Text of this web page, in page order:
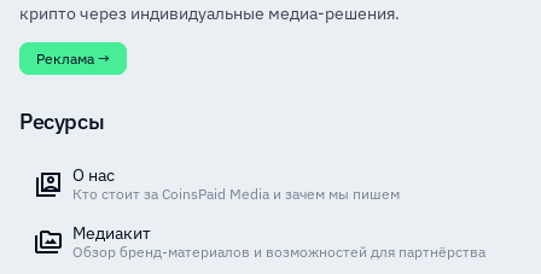
крипто через индивидуальные медиа-решения.
Реклама →
Ресурсы
О нас
Кто стоит за CoinsPaid Media и зачем мы пишем
Медиакит
Обзор бренд-материалов и возможностей для партнёрства